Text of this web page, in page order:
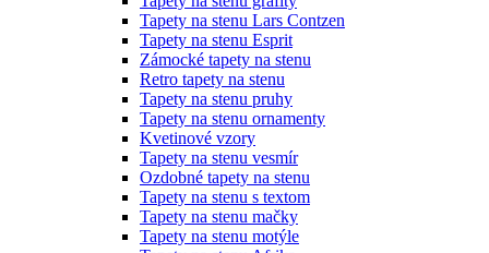
Tapety na stenu Lars Contzen
Tapety na stenu Esprit
Zámocké tapety na stenu
Retro tapety na stenu
Tapety na stenu pruhy
Tapety na stenu ornamenty
Kvetinové vzory
Tapety na stenu vesmír
Ozdobné tapety na stenu
Tapety na stenu s textom
Tapety na stenu mačky
Tapety na stenu motýle